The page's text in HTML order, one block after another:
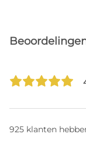
925 klanten